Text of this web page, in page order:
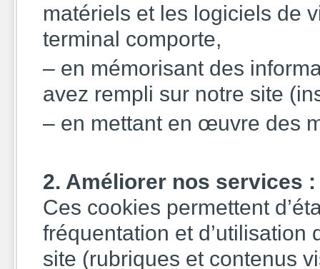
matériels et les logiciels de
terminal comporte,
– en mémorisant des
avez rempli sur notre site
– en mettant en œuvre des
2. Améliorer nos services :
Ces cookies permettent
fréquentation et
site (rubriques et contenus